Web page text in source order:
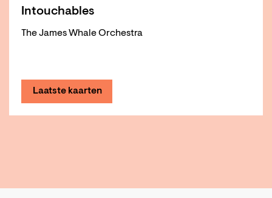
Intouchables
The James Whale Orchestra
Laatste kaarten